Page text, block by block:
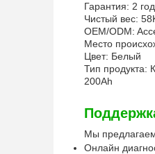
Гарантия: 2
Чистый вес:
OEM/ODM:
Место
Цвет: Белый
Тип продукта:
200Ah
Мы
Онлайн